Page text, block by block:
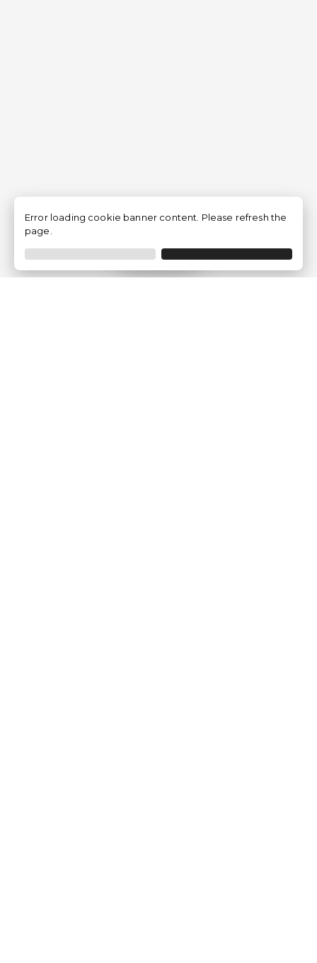
Filtrer
Error loading cookie banner content. Please refresh the
page.